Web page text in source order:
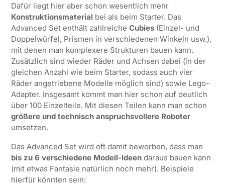
Dafür liegt hier aber schon wesentlich mehr
Konstruktionsmaterial bei als beim Starter. Das
Advanced Set enthält zahlreiche Cubies(Einzel- und
Doppelwürfel, Prismen in verschiedenen Winkeln usw.),
mit denen man komplexere Strukturen bauen kann.
Zusätzlich sind wieder Räder und Achsen dabei (in der
gleichen Anzahl wie beim Starter, sodass auch vier
Räder angetriebene Modelle möglich sind) sowie Lego-
Adapter. Insgesamt kommt man hier schon auf deutlich
über 100 Einzelteile. Mit diesen Teilen kann man schon
größere und technisch anspruchsvollere Roboter
umsetzen.
Das Advanced Set wird oft damit beworben, dass man
bis zu 6 verschiedene Modell-Ideendaraus bauen kann
(mit etwas Fantasie natürlich noch mehr). Beispiele
hierfür könnten sein: